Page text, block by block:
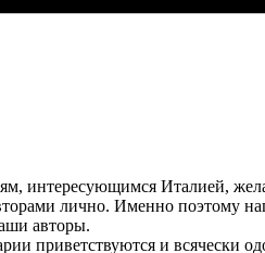
интересующимся Италией,
лично. Именно поэтому
авторы.
приветствуются и всячески